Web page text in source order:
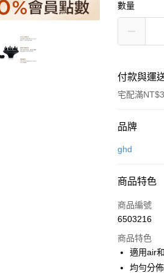
數量
付款與運
宅配滿
付款方式
信用卡一次
街口支付
悠遊付
Google Pay
品牌
ghd
商品特色
商品編號
6503216
商品特色
適用air
均勻分